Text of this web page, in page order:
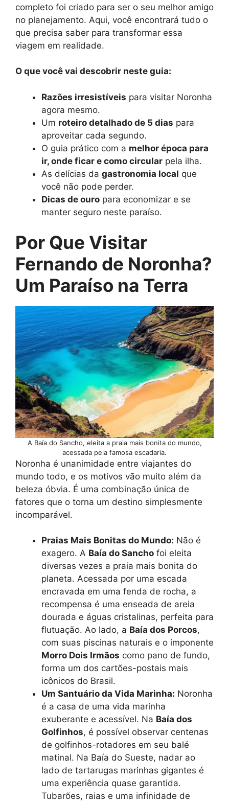
completo foi criado para ser o seu melhor amigo
no planejamento. Aqui, você encontrará tudo o
que precisa saber para transformar essa
viagem em realidade.
O que você vai descobrir neste guia:
Razões irresistíveis para visitar Noronha
agora mesmo.
Um roteiro detalhado de 5 dias para
aproveitar cada segundo.
O guia prático com a melhor época para
ir, onde ficar e como circular pela ilha.
As delícias da gastronomia local que
você não pode perder.
Dicas de ouro para economizar e se
manter seguro neste paraíso.
Por Que Visitar
Fernando de Noronha?
Um Paraíso na Terra
A Baía do Sancho, eleita a praia mais bonita do mundo,
acessada pela famosa escadaria.
Noronha é unanimidade entre viajantes do
mundo todo, e os motivos vão muito além da
beleza óbvia. É uma combinação única de
fatores que o torna um destino simplesmente
incomparável.
Praias Mais Bonitas do Mundo: Não é
exagero. A Baía do Sancho foi eleita
diversas vezes a praia mais bonita do
planeta. Acessada por uma escada
encravada em uma fenda de rocha, a
recompensa é uma enseada de areia
dourada e águas cristalinas, perfeita para
flutuação. Ao lado, a Baía dos Porcos,
com suas piscinas naturais e o imponente
Morro Dois Irmãos como pano de fundo,
forma um dos cartões-postais mais
icônicos do Brasil.
Um Santuário da Vida Marinha: Noronha
é a casa de uma vida marinha
exuberante e acessível. Na Baía dos
Golfinhos, é possível observar centenas
de golfinhos-rotadores em seu balé
matinal. Na Baía do Sueste, nadar ao
lado de tartarugas marinhas gigantes é
uma experiência quase garantida.
Tubarões, raias e uma infinidade de